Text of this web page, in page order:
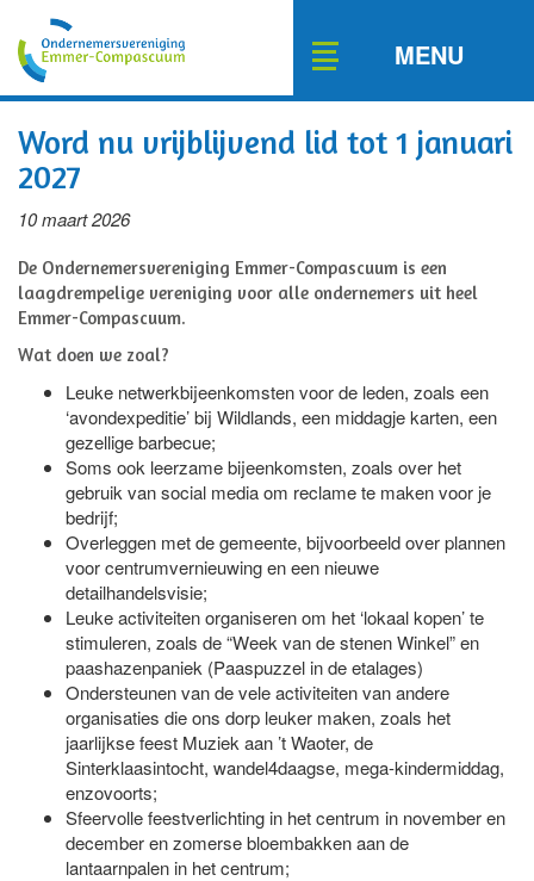
Toggle
MENU
Word nu vrijblijvend lid tot 1 januari
2027
10 maart 2026
De Ondernemersvereniging Emmer-Compascuum is een
laagdrempelige vereniging voor alle ondernemers uit heel
Emmer-Compascuum.
Wat doen we zoal?
Leuke netwerkbijeenkomsten voor de leden, zoals een
‘avondexpeditie’ bij Wildlands, een middagje karten, een
gezellige barbecue;
Soms ook leerzame bijeenkomsten, zoals over het
gebruik van social media om reclame te maken voor je
bedrijf;
Overleggen met de gemeente, bijvoorbeeld over plannen
voor centrumvernieuwing en een nieuwe
detailhandelsvisie;
Leuke activiteiten organiseren om het ‘lokaal kopen’ te
stimuleren, zoals de “Week van de stenen Winkel” en
paashazenpaniek (Paaspuzzel in de etalages)
Ondersteunen van de vele activiteiten van andere
organisaties die ons dorp leuker maken, zoals het
jaarlijkse feest Muziek aan ’t Waoter, de
Sinterklaasintocht, wandel4daagse, mega-kindermiddag,
enzovoorts;
Sfeervolle feestverlichting in het centrum in november en
december en zomerse bloembakken aan de
lantaarnpalen in het centrum;